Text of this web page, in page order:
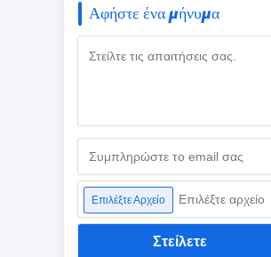
Αφήστε ένα μήνυμα
Επιλέξτε Αρχείο Επιλέξτε αρχείο
Στείλετε